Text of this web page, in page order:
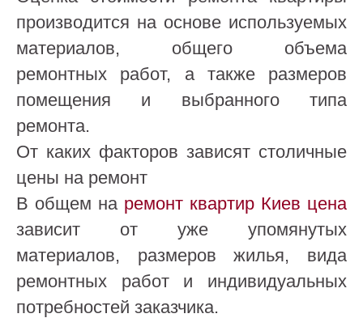
производится на основе используемых
материалов, общего объема
ремонтных работ, а также размеров
помещения и выбранного типа
ремонта.
От каких факторов зависят столичные
цены на ремонт
В общем на ремонт квартир Киев цена
зависит от уже упомянутых
материалов, размеров жилья, вида
ремонтных работ и индивидуальных
потребностей заказчика.